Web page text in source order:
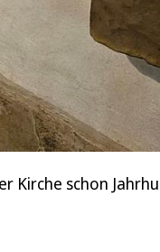
Kirche schon